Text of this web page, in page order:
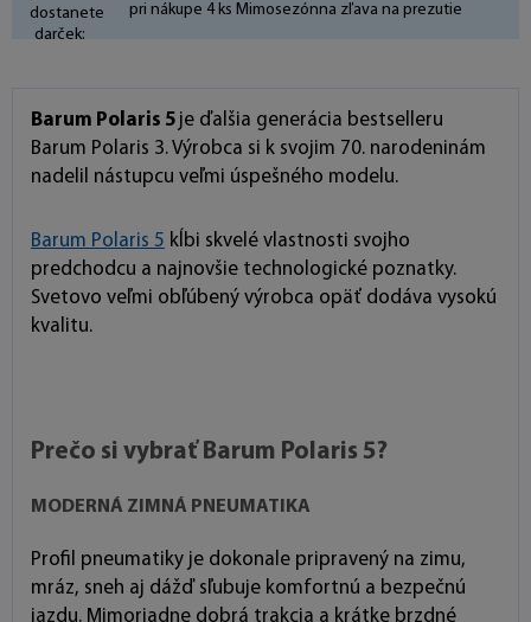
pri nákupe 4 ks Mimosezónna zľava na prezutie
Barum Polaris 5 je ďalšia generácia bestselleru
Barum Polaris 3. Výrobca si k svojim 70. narodeninám
nadelil nástupcu veľmi úspešného modelu.
Barum Polaris 5 kĺbi skvelé vlastnosti svojho
predchodcu a najnovšie technologické poznatky.
Svetovo veľmi obľúbený výrobca opäť dodáva vysokú
kvalitu.
Prečo si vybrať Barum Polaris 5?
MODERNÁ ZIMNÁ PNEUMATIKA
Profil pneumatiky je dokonale pripravený na zimu,
mráz, sneh aj dážď sľubuje komfortnú a bezpečnú
jazdu. Mimoriadne dobrá trakcia a krátke brzdné